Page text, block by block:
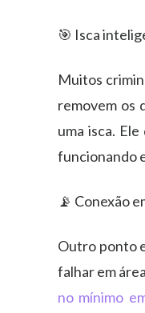
🎯 Isca
Muitos
removem os
uma isca.
funcionando
📡 Conexão
Outro ponto
falhar em
no mínimo